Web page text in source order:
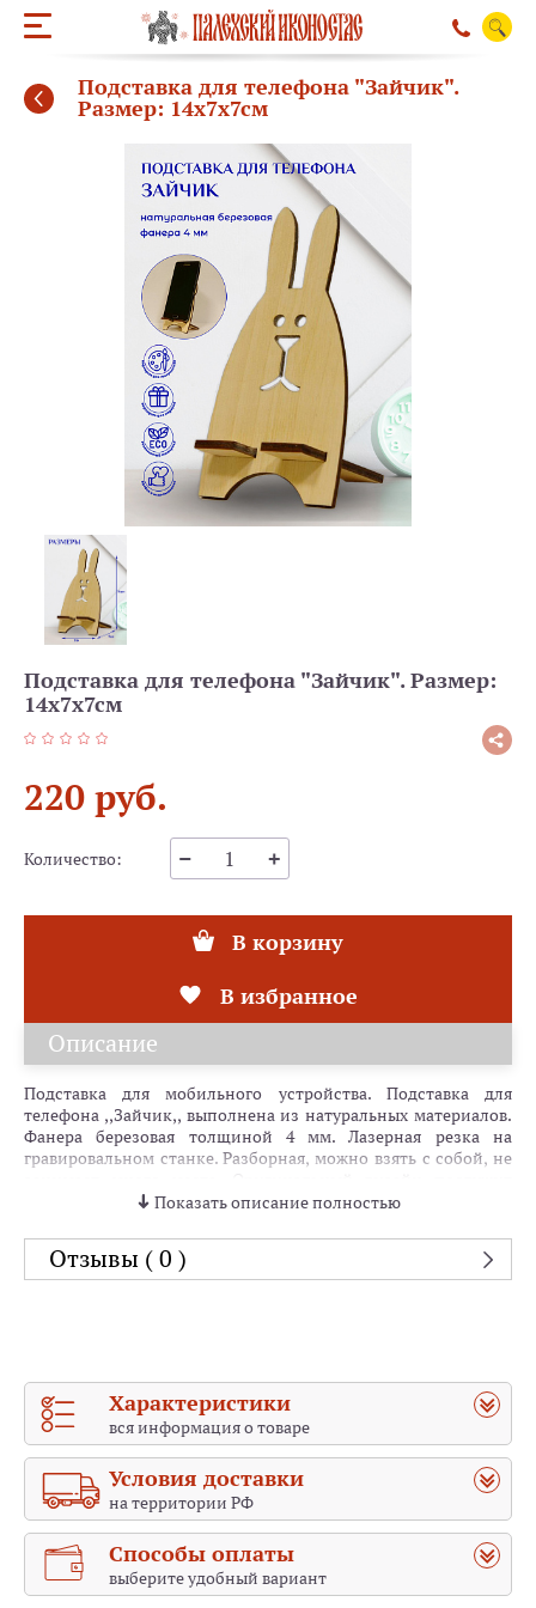
ОБРАТНЫЙ
Подставка для телефона "Зайчик".
Размер: 14х7х7см
Подставка для телефона "Зайчик". Размер:
14х7х7см
220 руб.
Количество:
В корзину
В избранное
Описание
Подставка для мобильного устройства. Подставка для
телефона ,,Зайчик,, выполнена из натуральных материалов.
Фанера березовая толщиной 4 мм. Лазерная резка на
гравировальном станке. Разборная, можно взять с собой, не
украшением рабочего стола. Удобный наклон для съемки
любому человеку в любой возрастной категории. Подойдет
как заготовка для творчества. Размер изделия: высота 14 см,
ширина 7 см, глубина 7 см. Наша мастерская более 25 лет на
Показать описание полностью
Отзывы ( 0 )
Характеристики
вся информация о товаре
Условия доставки
на территории РФ
Способы оплаты
выберите удобный вариант